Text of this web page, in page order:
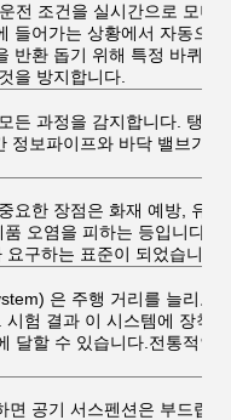
전 조건을 실시간으로 모니
들어가는 상황에서 자동으로
반환 돕기 위해 특정 바퀴를
을 방지합니다.
든 과정을 감지합니다. 탱크
보파이프와 바닥 밸브가 감
요한 장점은 화재 예방, 유출
오염을 피하는 등입니다.더
구하는 표준이 되었습니다.
은 주행 거리를 늘리고
험 결과 이 시스템에 장착된
달할 수 있습니다.전통적인
공기 서스펜션은 부드럽거